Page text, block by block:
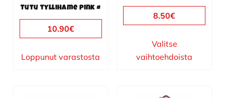
Tutu tyllihame pink #
10.90€
Loppunut varastosta
8.50€
Valitse
vaihtoehdoista
sivulla.